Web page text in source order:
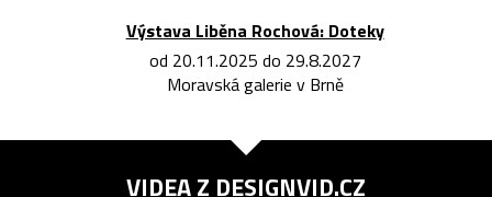
Výstava Liběna Rochová: Doteky
od 20.11.2025 do 29.8.2027
Moravská galerie v Brně
VIDEA Z DESIGNVID.CZ